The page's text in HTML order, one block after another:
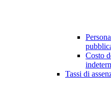
Costo
Tassi di